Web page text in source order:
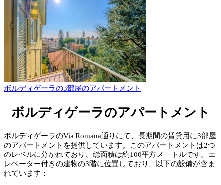
ボルディゲーラの3部屋のアパートメント
ボルディゲーラのアパートメント
ボルディゲーラのVia Romana通りにて、長期間の賃貸用に3部屋
のアパートメントを提供しています。このアパートメントは2つ
のレベルに分かれており、総面積は約100平方メートルです。エ
レベーター付きの建物の3階に位置しており、以下の設備が含ま
れています：